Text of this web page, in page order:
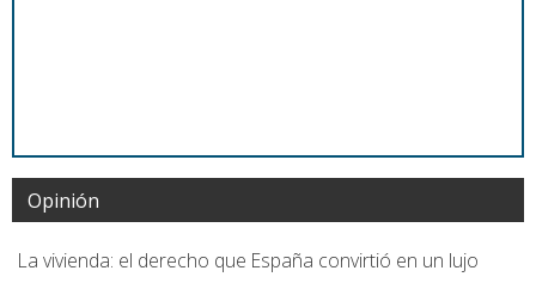
Opinión
La vivienda: el derecho que España convirtió en un lujo